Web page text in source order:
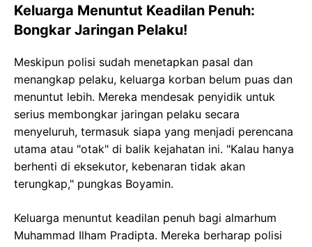
Keluarga Menuntut Keadilan Penuh:
Bongkar Jaringan Pelaku!
Meskipun polisi sudah menetapkan pasal dan
menangkap pelaku, keluarga korban belum puas dan
menuntut lebih. Mereka mendesak penyidik untuk
serius membongkar jaringan pelaku secara
menyeluruh, termasuk siapa yang menjadi perencana
utama atau "otak" di balik kejahatan ini. "Kalau hanya
berhenti di eksekutor, kebenaran tidak akan
terungkap," pungkas Boyamin.
Keluarga menuntut keadilan penuh bagi almarhum
Muhammad Ilham Pradipta. Mereka berharap polisi